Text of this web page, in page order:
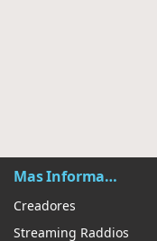
Mas Información
Creadores
Streaming Raddios